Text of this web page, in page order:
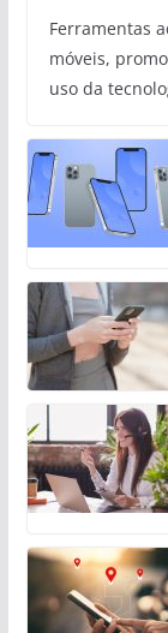
Ferramentas
móveis,
uso da